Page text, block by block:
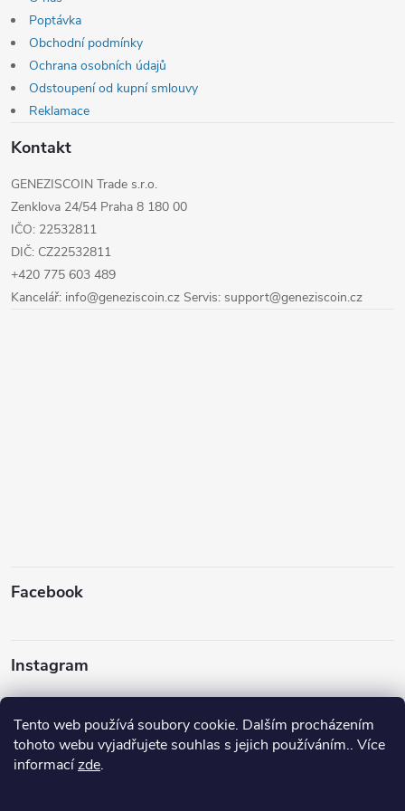
Tento web používá soubory cookie. Dalším procházením
tohoto webu vyjadřujete souhlas s jejich používáním.. Více
informacízde.
y
v
ý
i
s
u
Poptávka
Obchodní podmínky
Ochrana osobních údajů
Odstoupení od kupní smlouvy
Reklamace
Kontakt
GENEZISCOIN Trade s.r.o.
Zenklova 24/54 Praha 8 180 00
IČO: 22532811
DIČ: CZ22532811
+420 775 603 489
Kancelář: info@geneziscoin.cz Servis: support@geneziscoin.cz
Facebook
Instagram